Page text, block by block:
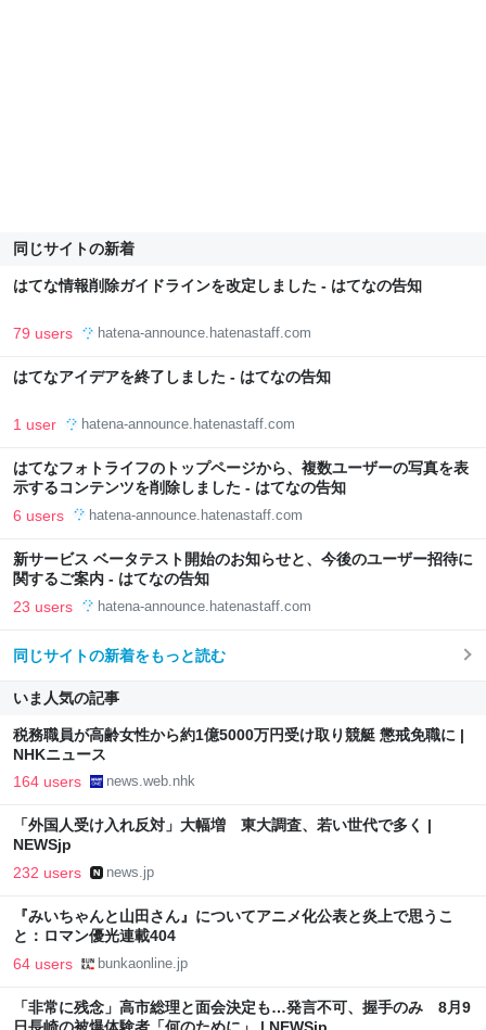
同じサイトの新着
はてな情報削除ガイドラインを改定しました - はてなの告知
79 users hatena-announce.hatenastaff.com
はてなアイデアを終了しました - はてなの告知
1 user hatena-announce.hatenastaff.com
はてなフォトライフのトップページから、複数ユーザーの写真を表
示するコンテンツを削除しました - はてなの告知
6 users hatena-announce.hatenastaff.com
新サービス ベータテスト開始のお知らせと、今後のユーザー招待に
関するご案内 - はてなの告知
23 users hatena-announce.hatenastaff.com
同じサイトの新着をもっと読む
いま人気の記事
税務職員が高齢女性から約1億5000万円受け取り競艇 懲戒免職に |
NHKニュース
164 users news.web.nhk
「外国人受け入れ反対」大幅増 東大調査、若い世代で多く |
NEWSjp
232 users news.jp
『みいちゃんと山田さん』についてアニメ化公表と炎上で思うこ
と：ロマン優光連載404
64 users bunkaonline.jp
「非常に残念」高市総理と面会決定も…発言不可、握手のみ 8月9